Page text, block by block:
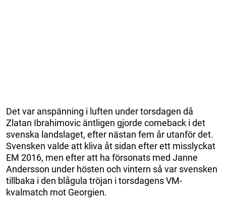
Det var anspänning i luften under torsdagen då
Zlatan Ibrahimovic äntligen gjorde comeback i det
svenska landslaget, efter nästan fem år utanför det.
Svensken valde att kliva åt sidan efter ett misslyckat
EM 2016, men efter att ha försonats med Janne
Andersson under hösten och vintern så var svensken
tillbaka i den blågula tröjan i torsdagens VM-
kvalmatch mot Georgien.